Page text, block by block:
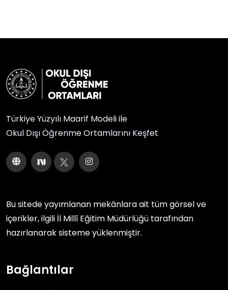
Türkiye Yüzyılı Maarif Modeli ile
Okul Dışı Öğrenme Ortamlarını Keşfet
Bu sitede yayımlanan mekânlara ait tüm görsel ve
içerikler, ilgili İl Millî Eğitim Müdürlüğü tarafından
hazırlanarak sisteme yüklenmiştir.
Bağlantılar